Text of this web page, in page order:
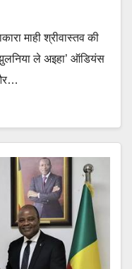
माही श्रीवास्तव की
ले अइहा’ ऑडियंस